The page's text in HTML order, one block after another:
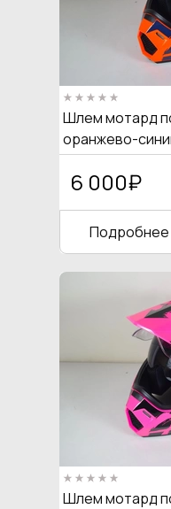
Шлем мотард
оранжево-
6 000₽
Подробнее
Шлем мотард